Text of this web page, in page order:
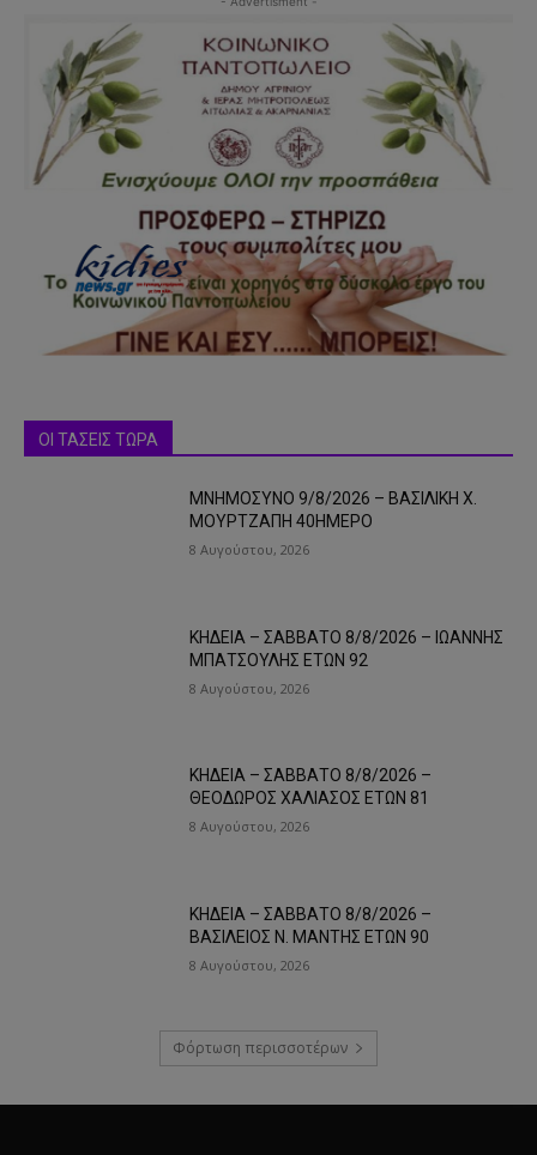
ΟΙ ΤΑΣΕΙΣ ΤΩΡΑ
ΜΝΗΜΟΣΥΝΟ 9/8/2026 – ΒΑΣΙΛΙΚΗ Χ.
ΜΟΥΡΤΖΑΠΗ 40ΗΜΕΡΟ
8 Αυγούστου, 2026
ΚΗΔΕΙΑ – ΣΑΒΒΑΤΟ 8/8/2026 – ΙΩΑΝΝΗΣ
ΜΠΑΤΣΟΥΛΗΣ ΕΤΩΝ 92
8 Αυγούστου, 2026
ΚΗΔΕΙΑ – ΣΑΒΒΑΤΟ 8/8/2026 –
ΘΕΟΔΩΡΟΣ ΧΑΛΙΑΣΟΣ ΕΤΩΝ 81
8 Αυγούστου, 2026
ΚΗΔΕΙΑ – ΣΑΒΒΑΤΟ 8/8/2026 –
ΒΑΣΙΛΕΙΟΣ Ν. ΜΑΝΤΗΣ ΕΤΩΝ 90
8 Αυγούστου, 2026
Φόρτωση περισσοτέρων